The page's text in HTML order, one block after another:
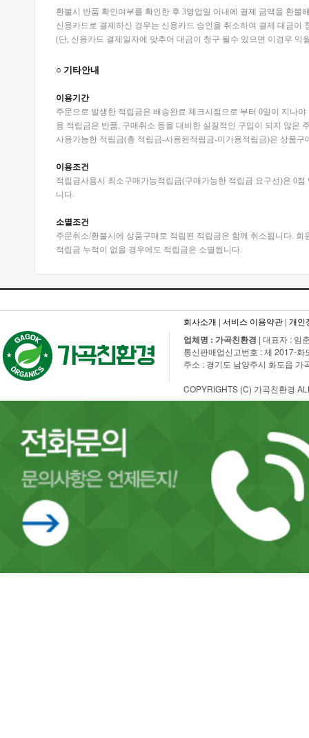
환불시 반품 확인여부를 확인한 후 3영업일 이내에 결제 금액을 환불
신용카드로 결제하신 경우는 신용카드 승인을 취소하여 결제 대금이
(단, 신용카드 결제일자에 맞추어 대금이 청구 될수 있으면 이경우
○ 기타안내
이용기간
주문으로 발생한 적립금은 배송완료 체크시점으로 부터 0일이 지나
용 적립금은 반품, 구매취소 등을 대비한 실질적인 구입이 되지 않은
사용가능한 적립금(총 적립금-사용된적립금-미가용적립금)은 상품구
이용조건
적립금사용시 최소구매가능적립금(구매가능한 적립금 요구선)은 0
니다.
소멸조건
주문취소/환불시에 상품구매로 적립된 적립금은 함께 취소됩니다.
적립금 누적이 없을 경우에도 적립금은 소멸됩니다.
회사소개 | 서비스 이용약관 | 개인
업체명 : 가곡친환경 | 대표자 : 임
통신판매업신고번호 : 제 2017-
주소 : 경기도 남양주시 화도읍
COPYRIGHTS (C) 가곡친환경